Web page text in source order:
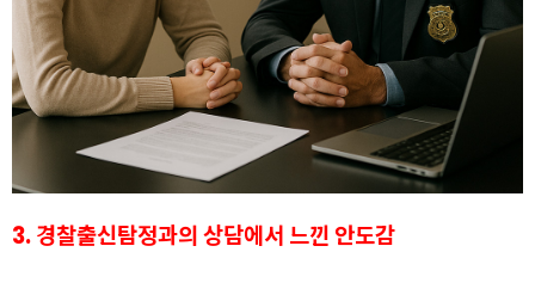
3. 경찰출신탐정과의 상담에서 느낀 안도감